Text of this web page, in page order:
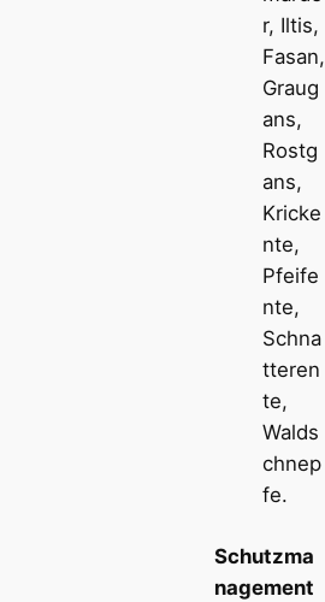
r, Iltis,
Fasan,
Graug
ans,
Rostg
ans,
Kricke
nte,
Pfeife
nte,
Schna
tteren
te,
Walds
chnep
fe.
Schutzma
nagement